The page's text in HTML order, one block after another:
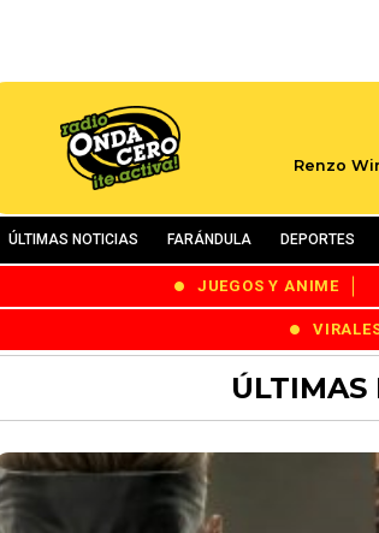
Renzo
ÚLTIMAS NOTICIAS FARÁNDULA DEPORTES
JUEGOS Y ANIME
ÚLTIMAS